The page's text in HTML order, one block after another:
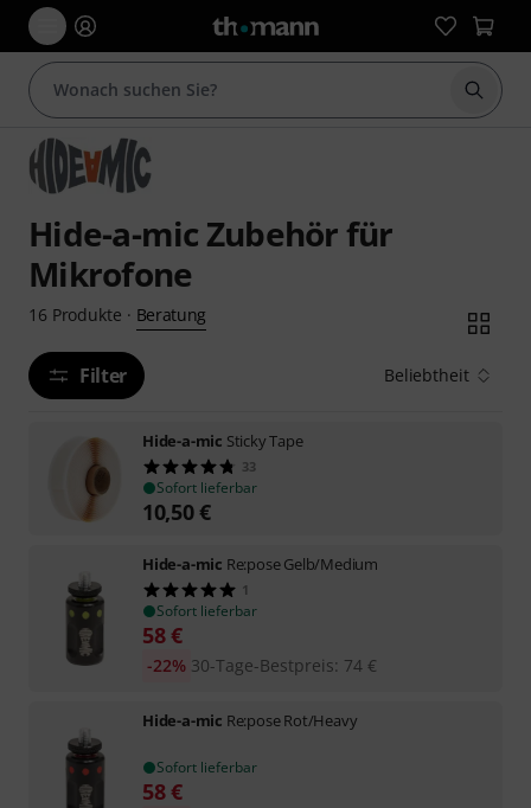
Suche
Hide-a-mic Zubehör für
Mikrofone
16 Produkte · Beratung
Filter Beliebtheit
Hide-a-mic Sticky Tape
33
Sofort lieferbar
10,50€
Hide-a-mic Re:pose Gelb/Medium
1
Sofort lieferbar
58€
30-Tage-Bestpreis: 74 €
-22%
Hide-a-mic Re:pose Rot/Heavy
Sofort lieferbar
58€